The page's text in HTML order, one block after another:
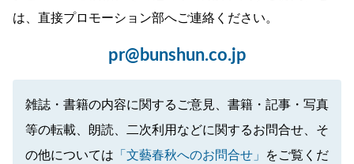
は、直接プロモーション部へご連絡ください。
pr@bunshun.co.jp
雑誌・書籍の内容に関するご意見、書籍・記事・写真
等の転載、朗読、二次利用などに関するお問合せ、そ
の他については 「文藝春秋へのお問合せ」 をご覧くだ